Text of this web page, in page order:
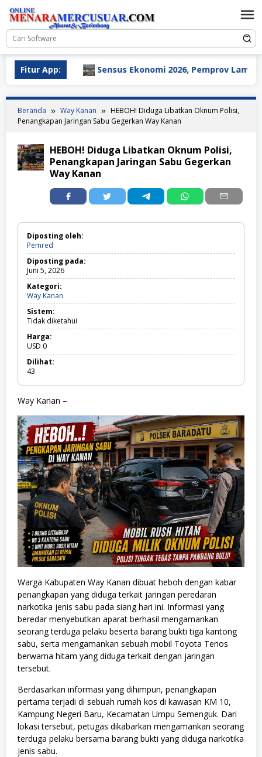
Loncat
konten
Fitur App:Sensus Ekonomi 2026, Pemprov Lampung
Beranda Way Kanan
HEBOH! Diduga Libatkan Oknum Polisi,
Penangkapan Jaringan Sabu Gegerkan Way Kanan
HEBOH! Diduga Libatkan Oknum Polisi,
Penangkapan Jaringan Sabu Gegerkan
Way Kanan
Diposting oleh:
Pemred
Diposting pada:
Juni 5, 2026
Kategori:
Way Kanan
a
K
a
Sistem:
Tidak diketahui
Harga:
USD 0
Dilihat:
43
Way Kanan –
Warga Kabupaten Way Kanan dibuat heboh dengan kabar
penangkapan yang diduga terkait jaringan peredaran
narkotika jenis sabu pada siang hari ini. Informasi yang
beredar menyebutkan aparat berhasil mengamankan
seorang terduga pelaku beserta barang bukti tiga kantong
sabu, serta mengamankan sebuah mobil Toyota Terios
berwarna hitam yang diduga terkait dengan jaringan
tersebut.
Berdasarkan informasi yang dihimpun, penangkapan
pertama terjadi di sebuah rumah kos di kawasan KM 10,
Kampung Negeri Baru, Kecamatan Umpu Semenguk. Dari
lokasi tersebut, petugas dikabarkan mengamankan seorang
terduga pelaku bersama barang bukti yang diduga narkotika
jenis sabu.